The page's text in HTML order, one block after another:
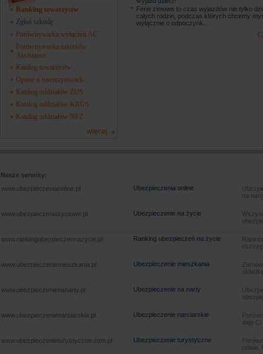
Ranking towarzystw
Zgłoś szkodę
Porównywarka wyłączeń AC
Porównywarka zakresów
Assistance
Katalog towarzystw
Opinie o towarzystwach
Katalog oddziałów ZUS
Katalog oddziałów KRUS
Katalog oddziałów NFZ
więcej
Ferie zimowe to czas wyjazdów nie tylko
całych rodzin, podczas których chcemy
wyłącznie o odpoczynk...
Nasze serwisy:
www.ubezpieczeniaonline.pl
Ubezpieczenia online
na
www.ubezpieczeniazyciowe.pl Ubezpieczenie na życie
www.rankingubezpieczennazycie.pl Ranking ubezpieczeń na życie
www.ubezpieczeniemieszkania.pl Ubezpieczenie mieszkania
www.ubezpieczenienanarty.pl Ubezpieczenie na narty
www.ubezpieczenienarciarskie.pl Ubezpieczenie narciarskie
daję
www.ubezpieczenieturystyczne.com.pl Ubezpieczenie turystyczne